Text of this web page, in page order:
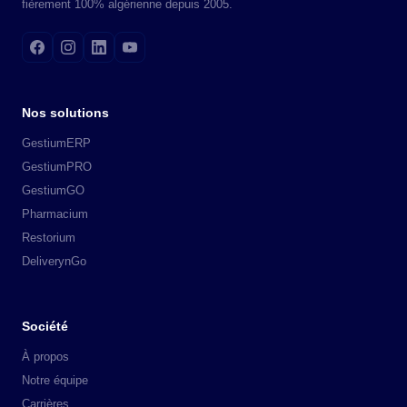
fièrement 100% algérienne depuis 2005.
Nos solutions
GestiumERP
GestiumPRO
GestiumGO
Pharmacium
Restorium
DeliverynGo
Société
À propos
Notre équipe
Carrières